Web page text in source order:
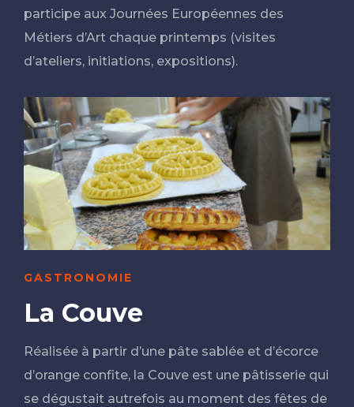
participe aux Journées Européennes des
Métiers d’Art chaque printemps (visites
d’ateliers, initiations, expositions).
GASTRONOMIE
La Couve
Réalisée à partir d’une pâte sablée et d’écorce
d’orange confite, la Couve est une pâtisserie qui
se dégustait autrefois au moment des fêtes de